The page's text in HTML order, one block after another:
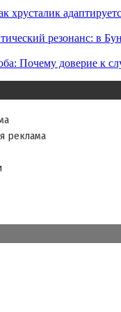
хрусталик
резонанс: в
Почему доверие к
реклама